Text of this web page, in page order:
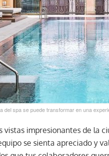
del spa se puede transformar en una
vistas impresionantes de la
se sienta apreciado y